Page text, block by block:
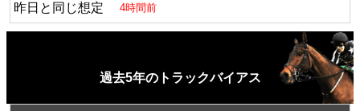
昨日と同じ想定 4時間前
過去5年のトラックバイアス